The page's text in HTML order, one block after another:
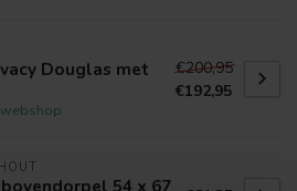
Douglas met
€200,95
€192,95
54 x 67